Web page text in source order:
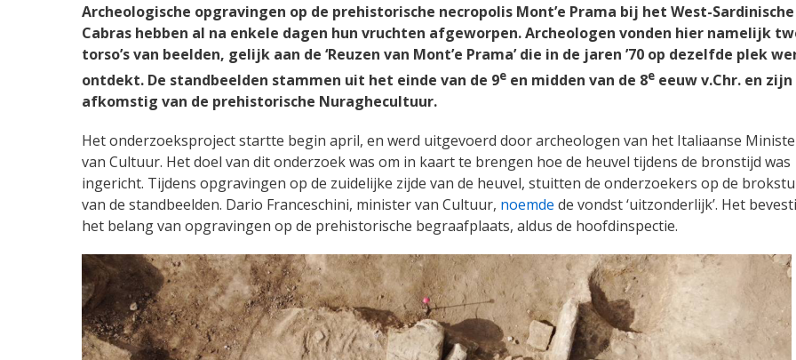
Archeologische opgravingen op de prehistorische necropolis Mont’e Prama bij het West-Sardinische
Cabras hebben al na enkele dagen hun vruchten afgeworpen. Archeologen vonden hier namelijk
torso’s van beelden, gelijk aan de ‘Reuzen van Mont’e Prama’ die in de jaren ’70 op dezelfde plek
ontdekt. De standbeelden stammen uit het einde van de 9e en midden van de 8e eeuw v.Chr. en zijn
afkomstig van de prehistorische Nuraghecultuur.
Het onderzoeksproject startte begin april, en werd uitgevoerd door archeologen van het Italiaanse
van Cultuur. Het doel van dit onderzoek was om in kaart te brengen hoe de heuvel tijdens de bronstijd was
ingericht. Tijdens opgravingen op de zuidelijke zijde van de heuvel, stuitten de onderzoekers op de
van de standbeelden. Dario Franceschini, minister van Cultuur, noemde de vondst ‘uitzonderlijk’. Het
het belang van opgravingen op de prehistorische begraafplaats, aldus de hoofdinspectie.